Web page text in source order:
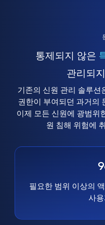
통제되지 않은
관리되
기존의 신원 관리 솔루션
권한이 부여되던 과거의
이제 모든 신원에 광범위
원 침해 위험에
필요한 범위 이상의
사